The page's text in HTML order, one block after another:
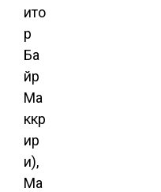
ито
р
Ба
йр
Ма
ккр
ир
и),
Ma